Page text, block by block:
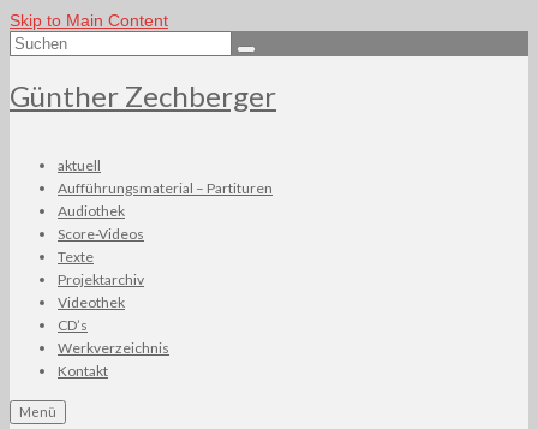
Skip to Main Content
Suchen
nach:
Günther Zechberger
aktuell
Aufführungsmaterial – Partituren
Audiothek
Score-Videos
Texte
Projektarchiv
Videothek
CD’s
Werkverzeichnis
Kontakt
Menü